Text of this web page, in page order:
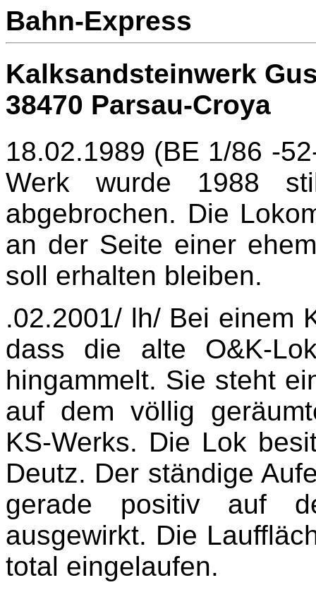
Bahn-Express
Kalksandsteinwerk
38470 Parsau-Croya
18.02.1989 (BE 1/86 -
Werk wurde 1988
abgebrochen. Die
an der Seite einer
soll erhalten bleiben.
.02.2001/ lh/ Bei einem
dass die alte O&K-
hingammelt. Sie steht
auf dem völlig
KS-Werks. Die Lok
Deutz. Der ständige
gerade positiv auf
ausgewirkt. Die
total eingelaufen.